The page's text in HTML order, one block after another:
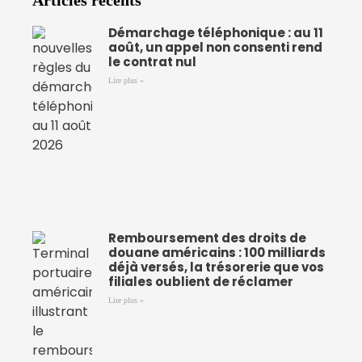
Démarchage téléphonique : au 11
août, un appel non consenti rend
le contrat nul
Lire plus »
Remboursement des droits de
douane américains : 100 milliards
déjà versés, la trésorerie que vos
filiales oublient de réclamer
Lire plus »